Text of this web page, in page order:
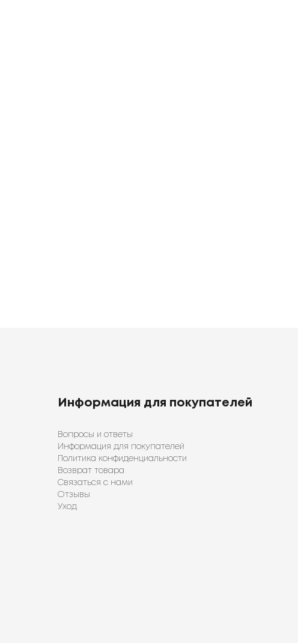
Информация для покупателей
Вопросы и ответы
Информация для покупателей
Политика конфиденциальности
Возврат товара
Связаться с нами
Отзывы
Уход